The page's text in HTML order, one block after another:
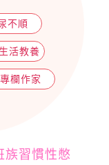
不順
活教養
專欄作家
族習慣性憋